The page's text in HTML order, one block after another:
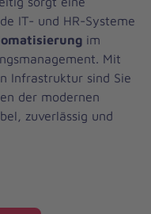
IT- und HR-Systeme
im
Mit
Infrastruktur sind Sie
der modernen
zuverlässig und